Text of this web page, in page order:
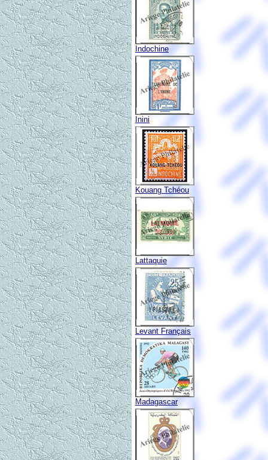
Indochine
Inini
Kouang Tchéou
Lattaquie
Levant Français
Madagascar